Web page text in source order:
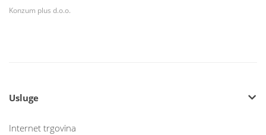
Konzum plus d.o.o.
Usluge
Internet trgovina